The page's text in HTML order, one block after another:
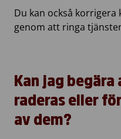
Du kan också
genom att ringa
Kan jag
raderas eller
av dem?